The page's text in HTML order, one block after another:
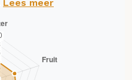
Lees meer